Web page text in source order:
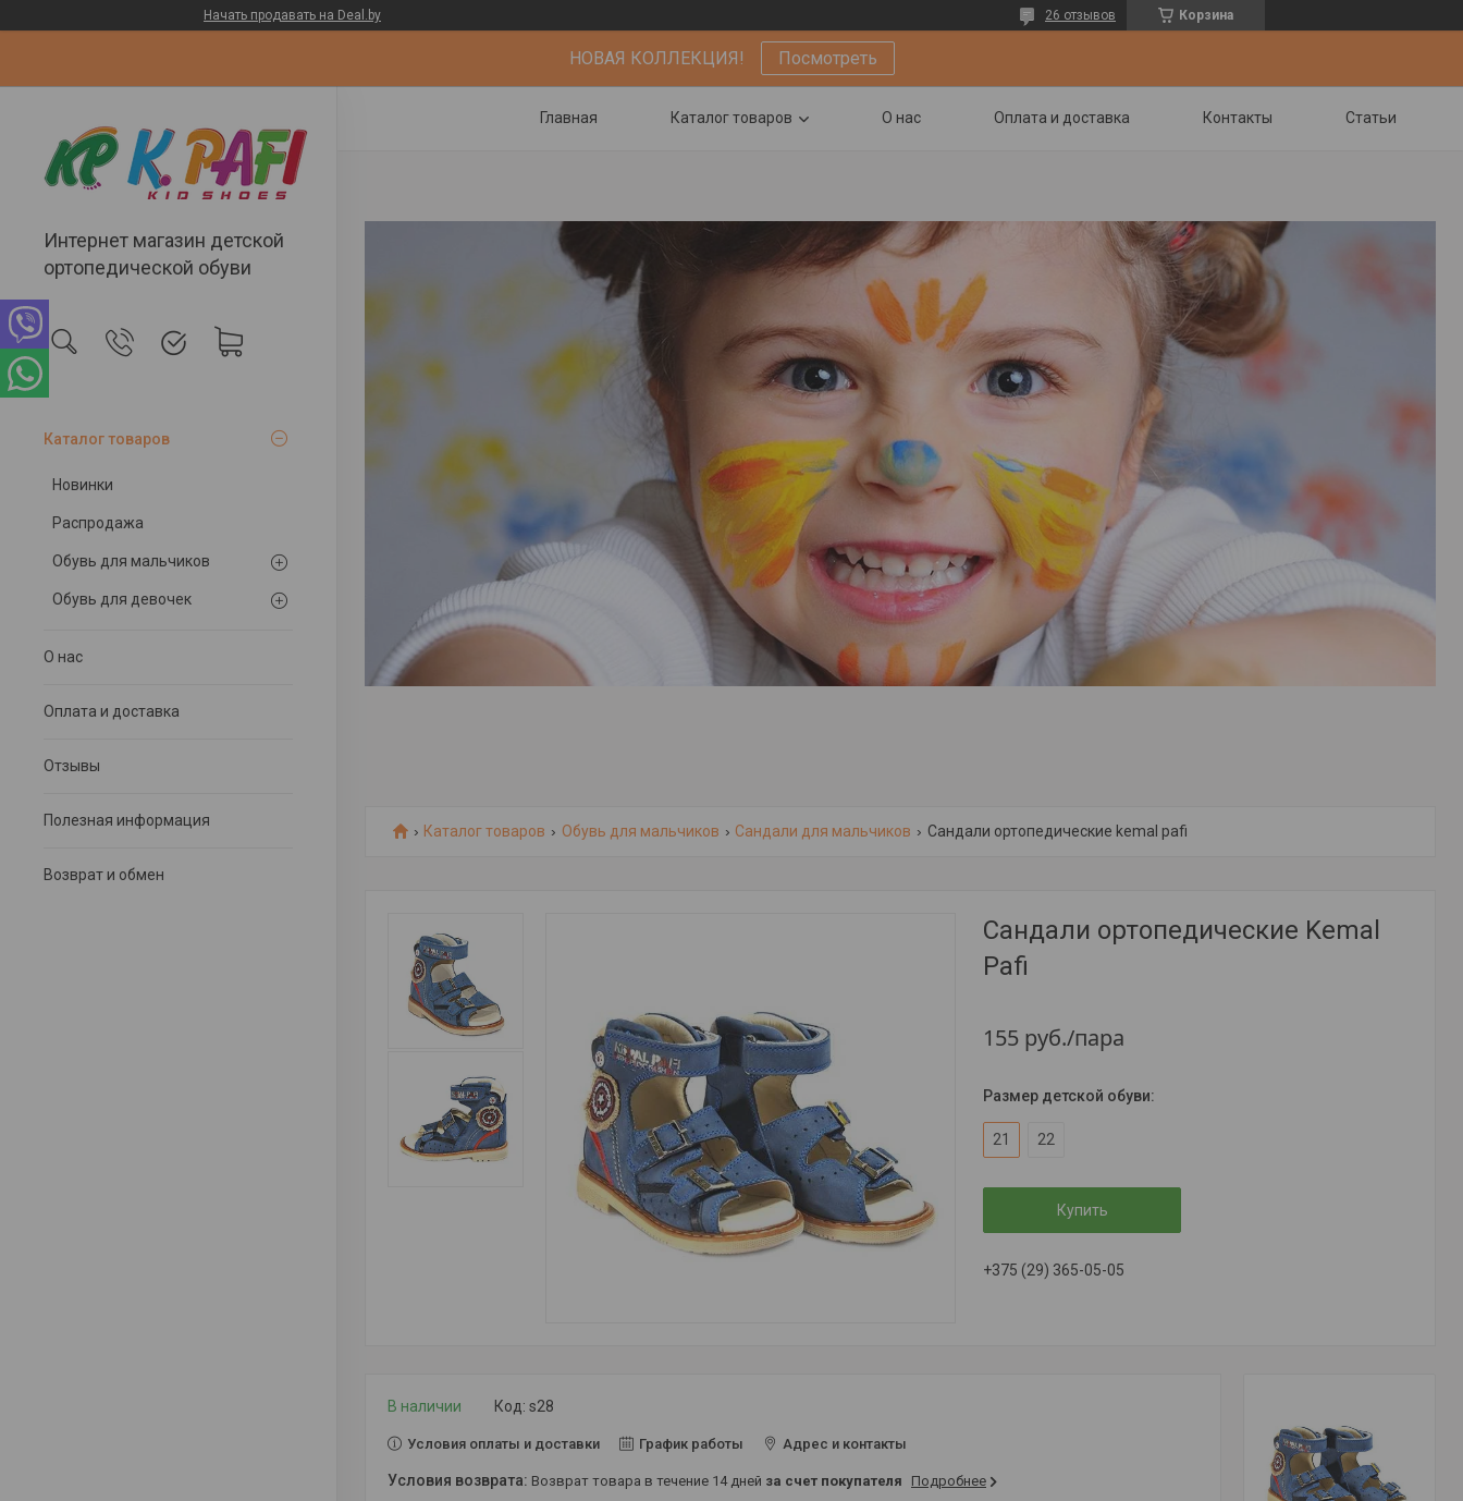
Начать продавать на Deal.by Корзина
26 отзывов
НОВАЯ КОЛЛЕКЦИЯ! Посмотреть
Интернет магазин детской
ортопедической обуви
Каталог товаров
Новинки
Распродажа
Обувь для мальчиков
Обувь для девочек
О нас
Оплата и доставка
Отзывы
Полезная информация
Возврат и обмен
Главная Каталог товаров О нас Оплата и доставка Контакты Статьи
Каталог товаров Обувь для мальчиков Сандали для мальчиков Сандали ортопедические kemal pafi
Сандали ортопедические Kemal
Pafi
155 руб./пара
Размер детской обуви:
21 22
Купить
+375 (29) 365-05-05
В наличии Код: s28
Условия оплаты и доставки График работы Адрес и контакты
возврат товара в течение 14 дней за счет покупателя Подробнее